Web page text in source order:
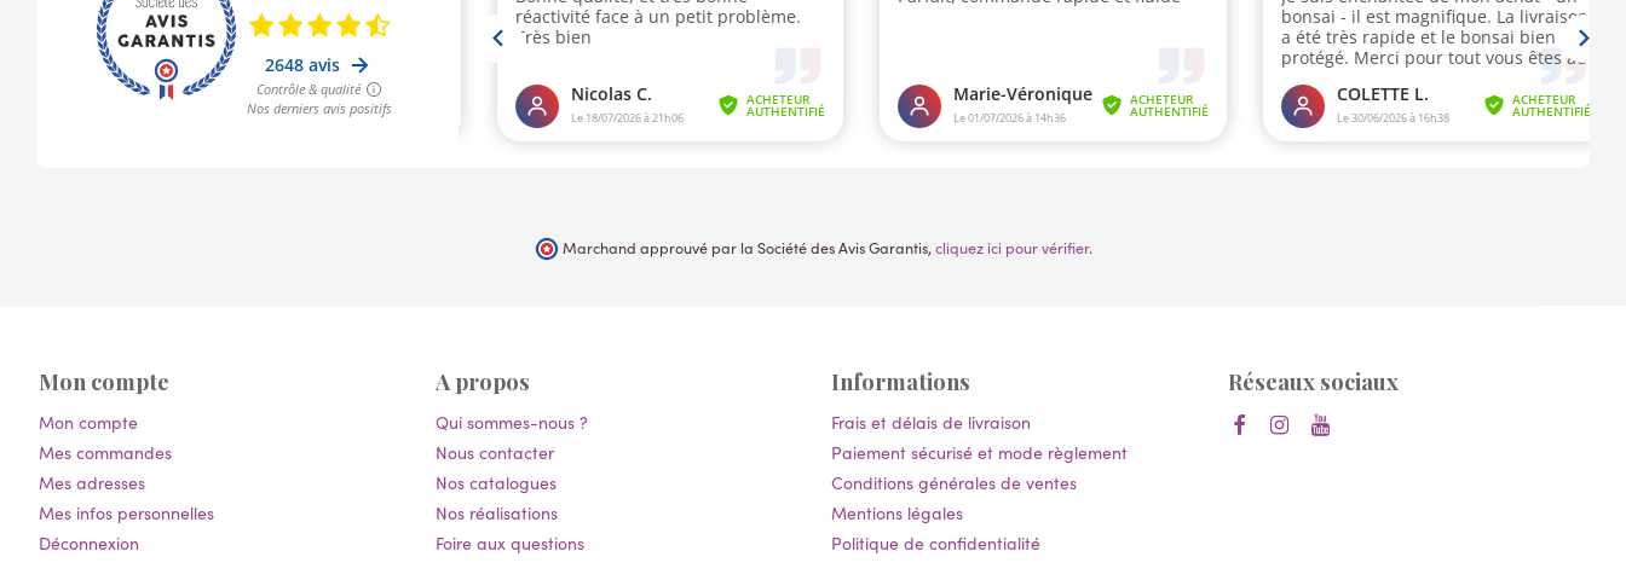
Marchand approuvé par la Société des Avis Garantis, cliquez ici pour vérifier.
Mon compte
Mon compte
Mes commandes
Mes adresses
Mes infos personnelles
Déconnexion
A propos
Qui sommes-nous ?
Nous contacter
Nos catalogues
Nos réalisations
Foire aux questions
Informations
Frais et délais de livraison
Paiement sécurisé et mode règlement
Conditions générales de ventes
Mentions légales
Politique de confidentialité
Réseaux sociaux